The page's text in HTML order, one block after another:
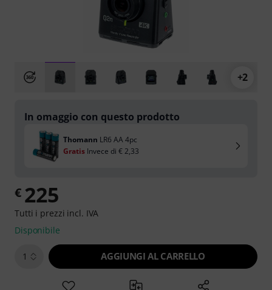
+2
In omaggio con questo prodotto
Thomann LR6 AA 4pc
Gratis Invece di € 2,33
€ 225
Tutti i prezzi incl. IVA
Disponibile
1 AGGIUNGI AL CARRELLO